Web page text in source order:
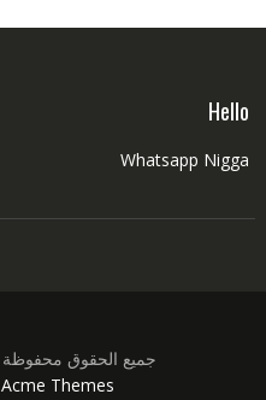
Hello
Whatsapp Nigga
جميع الحقوق محفوظة
Acme Themes